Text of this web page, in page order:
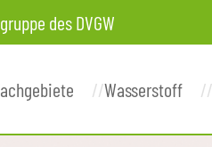
des DVGW
Wasserstoff